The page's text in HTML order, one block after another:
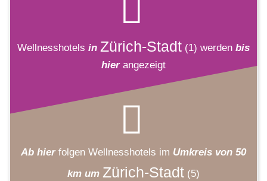
Wellnesshotels in Zürich-Stadt (1) werden bis
hierangezeigt
Ab hier folgen Wellnesshotels im Umkreis von 50
km um Zürich-Stadt (5)